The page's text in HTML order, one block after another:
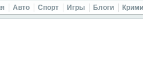
Авто Спорт Игры Блоги